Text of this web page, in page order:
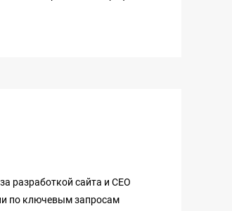
разработкой сайта и СЕО
по ключевым запросам